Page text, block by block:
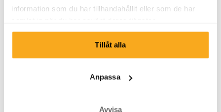
information som du har tillhandahållit eller som de har
Tillåt alla
Anpassa
Avvisa